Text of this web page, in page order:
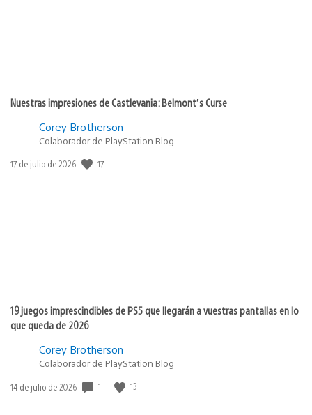
Nuestras impresiones de Castlevania: Belmont’s Curse
Corey Brotherson
Colaborador de PlayStation Blog
Fecha
17 de julio de 2026 17
19 juegos imprescindibles de PS5 que llegarán a vuestras pantallas en lo
que queda de 2026
Corey Brotherson
Colaborador de PlayStation Blog
Fecha
14 de julio de 2026 1 13